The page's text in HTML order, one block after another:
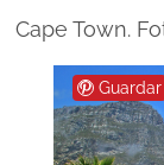
Cape Town.
Guardar